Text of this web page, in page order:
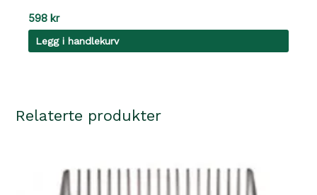
598 kr
Legg i handlekurv
Relaterte produkter